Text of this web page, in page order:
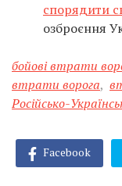
спорядити
озброєння
бойові втрати
втрати ворога,
Російсько-
Facebook